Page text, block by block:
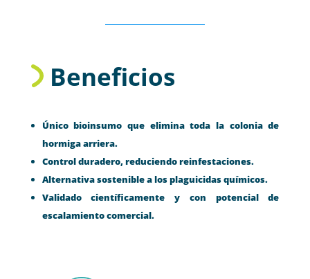
Beneficios
Único bioinsumo que elimina toda la colonia de
hormiga arriera.
Control duradero, reduciendo reinfestaciones.
Alternativa sostenible a los plaguicidas químicos.
Validado científicamente y con potencial de
escalamiento comercial.